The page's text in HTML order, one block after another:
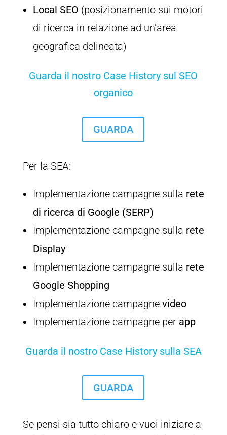
Local SEO (posizionamento sui motori
di ricerca in relazione ad un’area
geografica delineata)
Guarda il nostro Case History sul SEO
organico
GUARDA
Per la SEA:
Implementazione campagne sulla rete
di ricerca di Google (SERP)
Implementazione campagne sulla rete
Display
Implementazione campagne sulla rete
Google Shopping
Implementazione campagne video
Implementazione campagne per app
Guarda il nostro Case History sulla SEA
GUARDA
Se pensi sia tutto chiaro e vuoi iniziare a